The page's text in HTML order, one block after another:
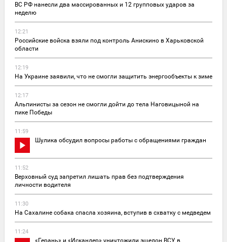
ВС РФ нанесли два массированных и 12 групповых ударов за
неделю
12:21
Российские войска взяли под контроль Анискино в Харьковской
области
12:19
На Украине заявили, что не смогли защитить энергообъекты к зиме
12:17
Альпинисты за сезон не смогли дойти до тела Наговицыной на
пике Победы
11:59
Шулика обсудил вопросы работы с обращениями граждан
11:52
Верховный суд запретил лишать прав без подтверждения
личности водителя
11:30
На Сахалине собака спасла хозяина, вступив в схватку с медведем
11:24
«Герань» и «Искандер» уничтожили эшелон ВСУ в